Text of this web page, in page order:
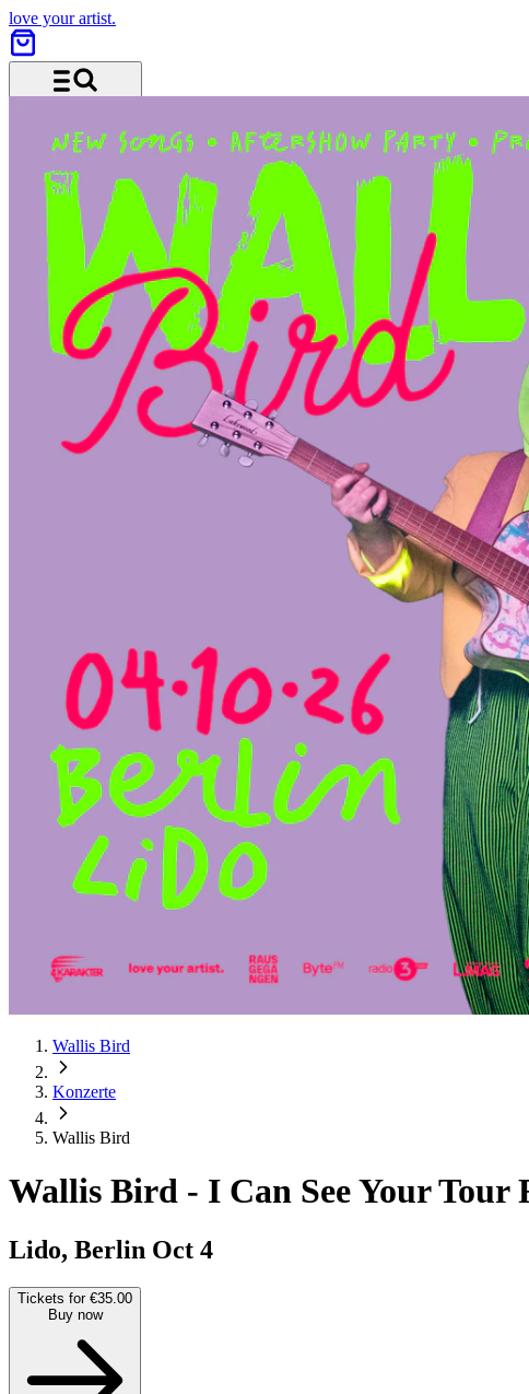
love your artist.
Wallis Bird
Konzerte
Wallis Bird
Wallis Bird - I Can See Your Tour
Lido, Berlin Oct 4
Tickets for €35.00
Buy now